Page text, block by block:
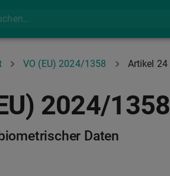
VO (EU) 2024/1358 Artikel 24
2024/1358
Daten